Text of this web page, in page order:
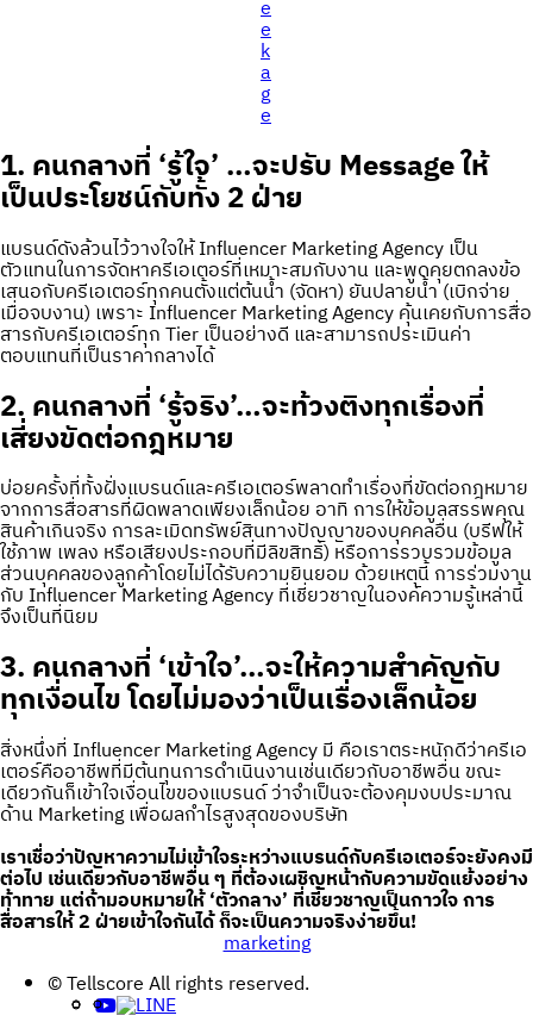
e
e
k
a
g
e
1. คนกลางที่ ‘รู้ใจ’ …จะปรับ Message ให้
เป็นประโยชน์กับทั้ง 2 ฝ่าย
แบรนด์ดังล้วนไว้วางใจให้ Influencer Marketing Agency เป็น
ตัวแทนในการจัดหาครีเอเตอร์ที่เหมาะสมกับงาน และพูดคุยตกลงข้อ
เสนอกับครีเอเตอร์ทุกคนตั้งแต่ต้นน้ำ (จัดหา) ยันปลายน้ำ (เบิกจ่าย
เมื่อจบงาน) เพราะ Influencer Marketing Agency คุ้นเคยกับการสื่อ
สารกับครีเอเตอร์ทุก Tier เป็นอย่างดี และสามารถประเมินค่า
ตอบแทนที่เป็นราคากลางได้
2. คนกลางที่ ‘รู้จริง’…จะท้วงติงทุกเรื่องที่
เสี่ยงขัดต่อกฎหมาย
บ่อยครั้งที่ทั้งฝั่งแบรนด์และครีเอเตอร์พลาดทำเรื่องที่ขัดต่อกฎหมาย
จากการสื่อสารที่ผิดพลาดเพียงเล็กน้อย อาทิ การให้ข้อมูลสรรพคุณ
สินค้าเกินจริง การละเมิดทรัพย์สินทางปัญญาของบุคคลอื่น (บรีฟให้
ใช้ภาพ เพลง หรือเสียงประกอบที่มีลิขสิทธิ์) หรือการรวบรวมข้อมูล
ส่วนบุคคลของลูกค้าโดยไม่ได้รับความยินยอม ด้วยเหตุนี้ การร่วมงาน
กับ Influencer Marketing Agency ที่เชี่ยวชาญในองค์ความรู้เหล่านี้
จึงเป็นที่นิยม
3. คนกลางที่ ‘เข้าใจ’…จะให้ความสำคัญกับ
ทุกเงื่อนไข โดยไม่มองว่าเป็นเรื่องเล็กน้อย
สิ่งหนึ่งที่ Influencer Marketing Agency มี คือเราตระหนักดีว่าครีเอ
เตอร์คืออาชีพที่มีต้นทุนการดำเนินงานเช่นเดียวกับอาชีพอื่น ขณะ
เดียวกันก็เข้าใจเงื่อนไขของแบรนด์ ว่าจำเป็นจะต้องคุมงบประมาณ
ด้าน Marketing เพื่อผลกำไรสูงสุดของบริษัท
เราเชื่อว่าปัญหาความไม่เข้าใจระหว่างแบรนด์กับครีเอเตอร์จะยังคงมี
ต่อไป เช่นเดียวกับอาชีพอื่น ๆ ที่ต้องเผชิญหน้ากับความขัดแย้งอย่าง
ท้าทาย แต่ถ้ามอบหมายให้ ‘ตัวกลาง’ ที่เชี่ยวชาญเป็นกาวใจ การ
สื่อสารให้ 2 ฝ่ายเข้าใจกันได้ ก็จะเป็นความจริงง่ายขึ้น!
marketing
Post
navigation
© Tellscore All rights reserved.